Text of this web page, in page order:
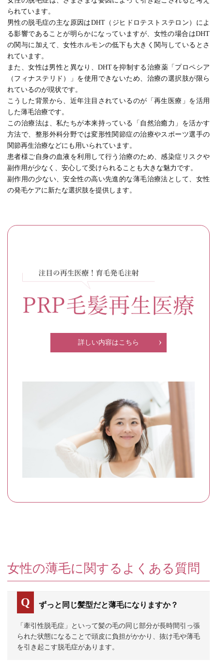
られています。
男性の脱毛症の主な原因はDHT（ジヒドロテストステロン）によ
る影響であることが明らかになっていますが、女性の場合はDHT
の関与に加えて、女性ホルモンの低下も大きく関与しているとさ
れています。
また、女性は男性と異なり、DHTを抑制する治療薬「プロペシア
（フィナステリド）」を使用できないため、治療の選択肢が限ら
れているのが現状です。
こうした背景から、近年注目されているのが「再生医療」を活用
した薄毛治療です。
この治療法は、私たちが本来持っている「自然治癒力」を活かす
方法で、整形外科分野では変形性関節症の治療やスポーツ選手の
関節再生治療などにも用いられています。
患者様ご自身の血液を利用して行う治療のため、感染症リスクや
副作用が少なく、安心して受けられることも大きな魅力です。
副作用の少ない、安全性の高い先進的な薄毛治療法として、女性
の発毛ケアに新たな選択肢を提供します。
詳しい内容はこちら
女性の薄毛に関するよくある質問
ずっと同じ髪型だと薄毛になりますか？
「牽引性脱毛症」といって髪の毛の同じ部分が長時間引っ張
られた状態になることで頭皮に負担がかかり、抜け毛や薄毛
を引き起こす脱毛症があります。